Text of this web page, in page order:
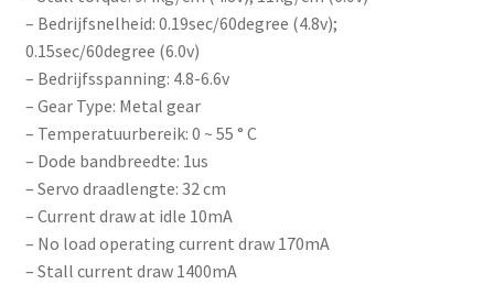
i
– Bedrijfsnelheid: 0.19sec/60degree (4.8v);
0.15sec/60degree (6.0v)
– Bedrijfsspanning: 4.8-6.6v
– Gear Type: Metal gear
– Temperatuurbereik: 0 ~ 55 ° C
– Dode bandbreedte: 1us
– Servo draadlengte: 32 cm
– Current draw at idle 10mA
– No load operating current draw 170mA
– Stall current draw 1400mA